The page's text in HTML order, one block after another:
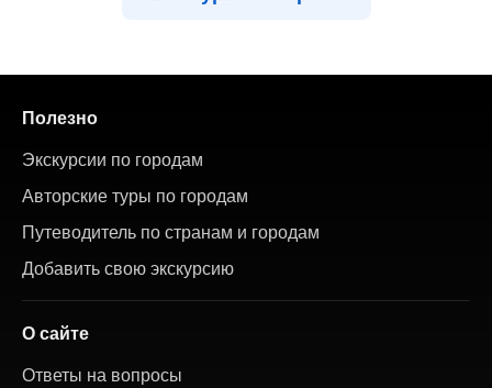
Полезно
Экскурсии по городам
Авторские туры по городам
Путеводитель по странам и городам
Добавить свою экскурсию
О сайте
Ответы на вопросы